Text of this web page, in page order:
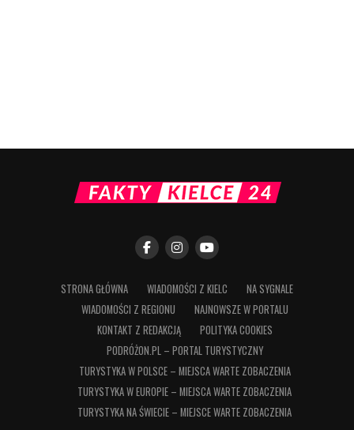
STRONA GŁÓWNA WIADOMOŚCI Z KIELC
NA SYGNALE
WIADOMOŚCI Z REGIONU
NAJNOWSZE W PORTALU
KONTAKT Z REDAKCJĄ
POLITYKA COOKIES
PODRÓŻON.PL – PORTAL TURYSTYCZNY
TURYSTYKA W POLSCE – MIEJSCA WARTE ZOBACZENIA
TURYSTYKA W EUROPIE – MIEJSCA WARTE ZOBACZENIA
TURYSTYKA NA ŚWIECIE – MIEJSCE WARTE ZOBACZENIA